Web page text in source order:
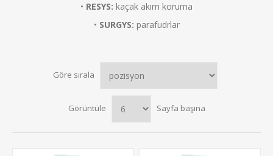
• RESYS: kaçak akım koruma
• SURGYS: parafudrlar
Göre sırala
Görüntüle Sayfa başına